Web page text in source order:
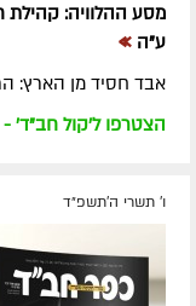
מסע ההלוויה:
ע"ה »
אבד חסיד מן הארץ:
הצטרפו ל'קול חב"ד' -
ו' תשרי ה׳תשפ״ד